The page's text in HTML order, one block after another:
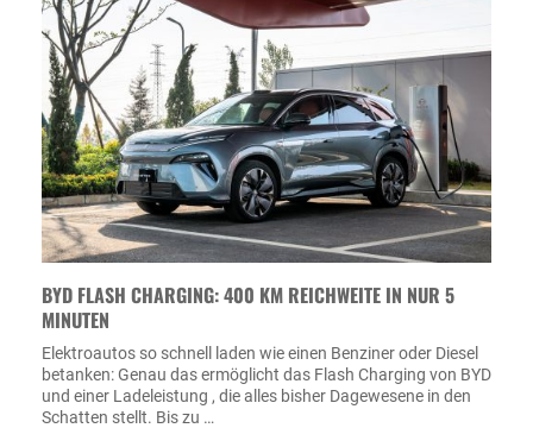
BYD FLASH CHARGING: 400 KM REICHWEITE IN NUR 5
MINUTEN
Elektroautos so schnell laden wie einen Benziner oder Diesel
betanken: Genau das ermöglicht das Flash Charging von BYD
und einer Ladeleistung , die alles bisher Dagewesene in den
Schatten stellt. Bis zu …